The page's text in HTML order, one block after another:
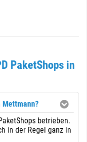
PaketShops in
Mettmann?
betrieben.
in der Regel ganz in